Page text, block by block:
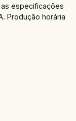
especificações
Produção horária